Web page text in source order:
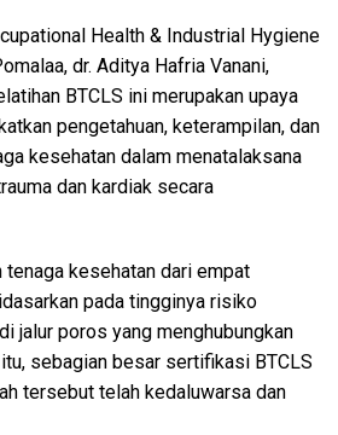
Health & Industrial Hygiene
dr. Aditya Hafria Vanani,
BTCLS ini merupakan upaya
pengetahuan, keterampilan, dan
kesehatan dalam menatalaksana
dan kardiak secara
tenaga kesehatan dari empat
pada tingginya risiko
jalur poros yang menghubungkan
sebagian besar sertifikasi BTCLS
tersebut telah kedaluwarsa dan